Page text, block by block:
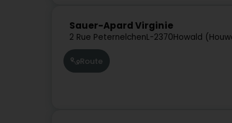
Sauer-Apard Virginie
2 Rue PeternelchenL-2370Howald
Route